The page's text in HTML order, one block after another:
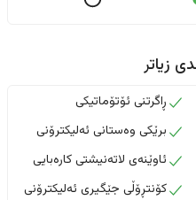
زیاتر
ڕاگرتنی ئۆتۆماتیکی
برێکی وەستانی ئەلیکترۆنی
ئاوێنەی لاتەنیشتی کارەبایی
کۆنتڕۆڵی جێگیری ئەلیکترۆنی